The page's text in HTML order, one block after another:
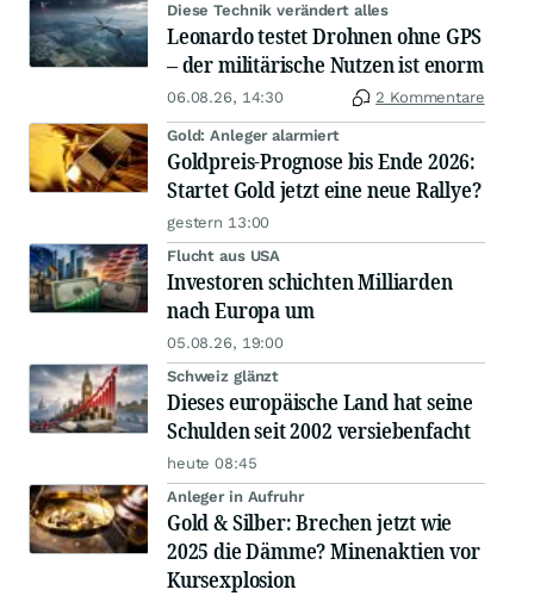
Diese Technik verändert alles
Leonardo testet Drohnen ohne GPS
– der militärische Nutzen ist enorm
06.08.26, 14:30 2 Kommentare
Gold: Anleger alarmiert
Goldpreis-Prognose bis Ende 2026:
Startet Gold jetzt eine neue Rallye?
gestern 13:00
Flucht aus USA
Investoren schichten Milliarden
nach Europa um
05.08.26, 19:00
Schweiz glänzt
Dieses europäische Land hat seine
Schulden seit 2002 versiebenfacht
heute 08:45
Anleger in Aufruhr
Gold & Silber: Brechen jetzt wie
2025 die Dämme? Minenaktien vor
Kursexplosion